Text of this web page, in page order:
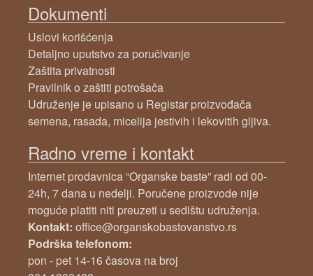
Dokumenti
Uslovi korišćenja
Detaljno uputstvo za poručivanje
Zaštita privatnosti
Pravilnik o zaštiti potrošača
Udruženje je upisano u Registar proizvođača
semena, rasada, micelija jestivih i lekovitih gljiva.
Radno vreme i kontakt
Internet prodavnica “Organske baste” radi od 00-
24h, 7 dana u nedelji. Poručene proizvode nije
moguće platiti niti preuzeti u sedištu udruženja.
Kontakt: office@organskobastovanstvo.rs
Podrška telefonom:
pon - pet 14-16 časova na broj